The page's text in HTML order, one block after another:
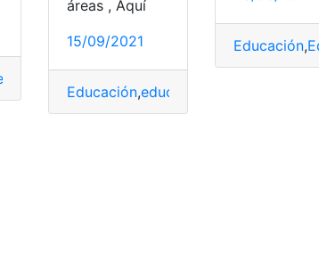
ejemplares
áreas , Aquí
15/09/2021
Educación,educar Ecuador
Educación,